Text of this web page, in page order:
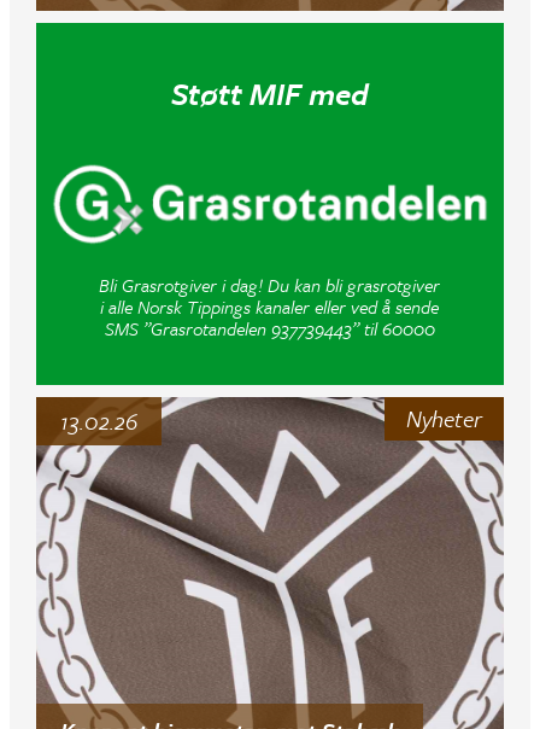
Støtt MIF med
Bli Grasrotgiver i dag! Du kan bli grasrotgiver
i alle Norsk Tippings kanaler eller ved å sende
SMS ”Grasrotandelen 937739443” til 60000
Nyheter
13.02.26